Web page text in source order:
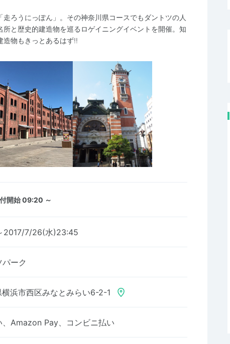
ろうにっぽん」。その神奈川県コースでもダントツの人
と歴史的建造物を巡るロゲイニングイベントを開催。知
造物もきっとあるはず!!
開始 09:20 ～
2017/7/26(水)23:45
ーク
浜市西区みなとみらい6-2-1
、Amazon Pay、コンビニ払い